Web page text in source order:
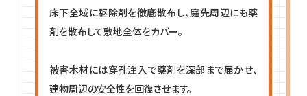
床下全域に駆除剤を徹底散布し、庭先周辺にも薬
剤を散布して敷地全体をカバー。
被害木材には穿孔注入で薬剤を深部まで届かせ、
建物周辺の安全性を回復させます。